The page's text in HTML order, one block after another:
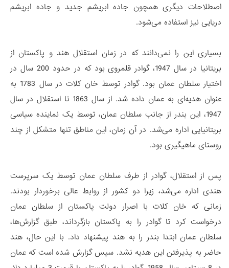
اصطلاحات دیگری همچون جاده ابریشم جدید و جاده ابریشم
دریایی نیز استفاده می­‌شود.
بسیاری این را نمی­‌دانند که در زمان استقلال هند و پاکستان از
بریتانیا در سال 1947، گوادر قلمروی بود که در حدود 200 سال در
اختیار سلطان عمان بود. گوادر توسط خان کلات در سال 1783 به
عنوان هدیه­‌ای به عمان داده شد. از سال 1863 تا استقلال در سال
1947، این بندر از جانب سلطان عمان، توسط یک نماینده سیاسی
بریتانیایی اداره می­‌شد. در آن زمان، این مناطق تنها متشکل از چند
روستای ماهیگیری بود.
پس از استقلال، گوادر از طرف سلطان عمان توسط یک سرپرست
هندی اداره می­‌شد، زیرا دو کشور از روابط عالی برخوردار بودند.
زمانی که خان کلات با اصرار دولت پاکستان از سلطان عمان
درخواست کرد تا گوادر را به پاکستان بازگرداند، طبق گزارش‌ها،
سلطان عمان ابتدا بندر را به هند پیشنهاد داد. با این حال، هند
حاضر به پذیرفتن این هدیه نشد. سپس گزارش شده است که عمان